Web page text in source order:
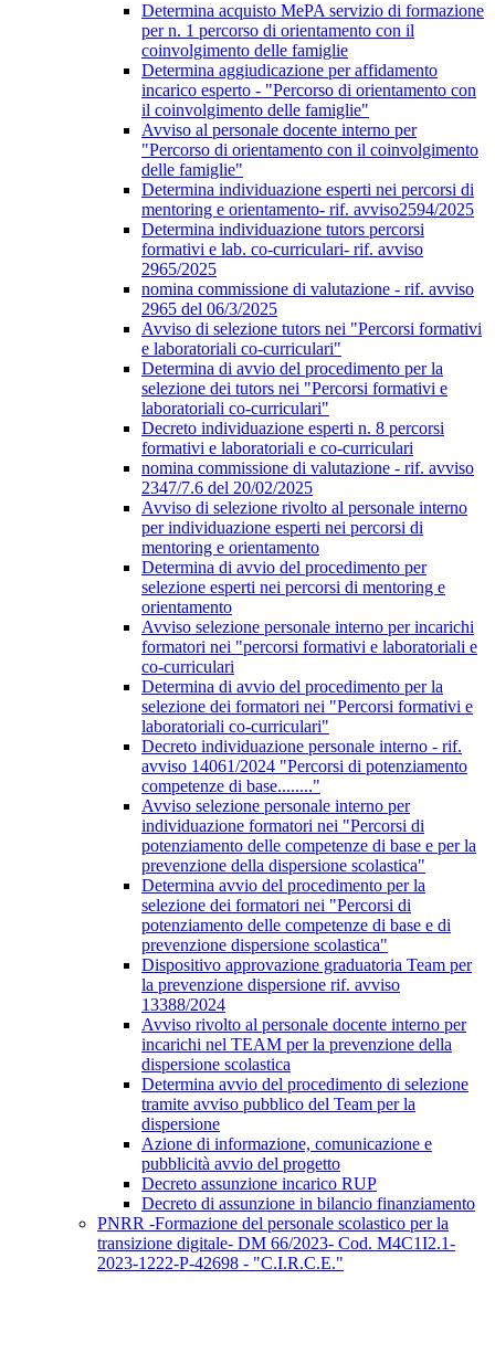
Determina acquisto MePA servizio di formazione
per n. 1 percorso di orientamento con il
coinvolgimento delle famiglie
Determina aggiudicazione per affidamento
incarico esperto - "Percorso di orientamento con
il coinvolgimento delle famiglie"
Avviso al personale docente interno per
"Percorso di orientamento con il coinvolgimento
delle famiglie"
Determina individuazione esperti nei percorsi di
mentoring e orientamento- rif. avviso2594/2025
Determina individuazione tutors percorsi
formativi e lab. co-curriculari- rif. avviso
2965/2025
nomina commissione di valutazione - rif. avviso
2965 del 06/3/2025
Avviso di selezione tutors nei "Percorsi formativi
e laboratoriali co-curriculari"
Determina di avvio del procedimento per la
selezione dei tutors nei "Percorsi formativi e
laboratoriali co-curriculari"
Decreto individuazione esperti n. 8 percorsi
formativi e laboratoriali e co-curriculari
nomina commissione di valutazione - rif. avviso
2347/7.6 del 20/02/2025
Avviso di selezione rivolto al personale interno
per individuazione esperti nei percorsi di
mentoring e orientamento
Determina di avvio del procedimento per
selezione esperti nei percorsi di mentoring e
orientamento
Avviso selezione personale interno per incarichi
formatori nei "percorsi formativi e laboratoriali e
co-curriculari
Determina di avvio del procedimento per la
selezione dei formatori nei "Percorsi formativi e
laboratoriali co-curriculari"
Decreto individuazione personale interno - rif.
avviso 14061/2024 "Percorsi di potenziamento
competenze di base........"
Avviso selezione personale interno per
individuazione formatori nei "Percorsi di
potenziamento delle competenze di base e per la
prevenzione della dispersione scolastica"
Determina avvio del procedimento per la
selezione dei formatori nei "Percorsi di
potenziamento delle competenze di base e di
prevenzione dispersione scolastica"
Dispositivo approvazione graduatoria Team per
la prevenzione dispersione rif. avviso
13388/2024
Avviso rivolto al personale docente interno per
incarichi nel TEAM per la prevenzione della
dispersione scolastica
Determina avvio del procedimento di selezione
tramite avviso pubblico del Team per la
dispersione
Azione di informazione, comunicazione e
pubblicità avvio del progetto
Decreto assunzione incarico RUP
Decreto di assunzione in bilancio finanziamento
PNRR -Formazione del personale scolastico per la
transizione digitale- DM 66/2023- Cod. M4C1I2.1-
2023-1222-P-42698 - "C.I.R.C.E."